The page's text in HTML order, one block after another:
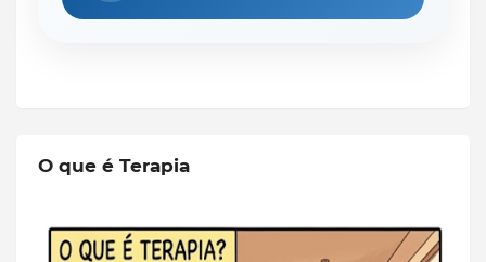
O que é Terapia